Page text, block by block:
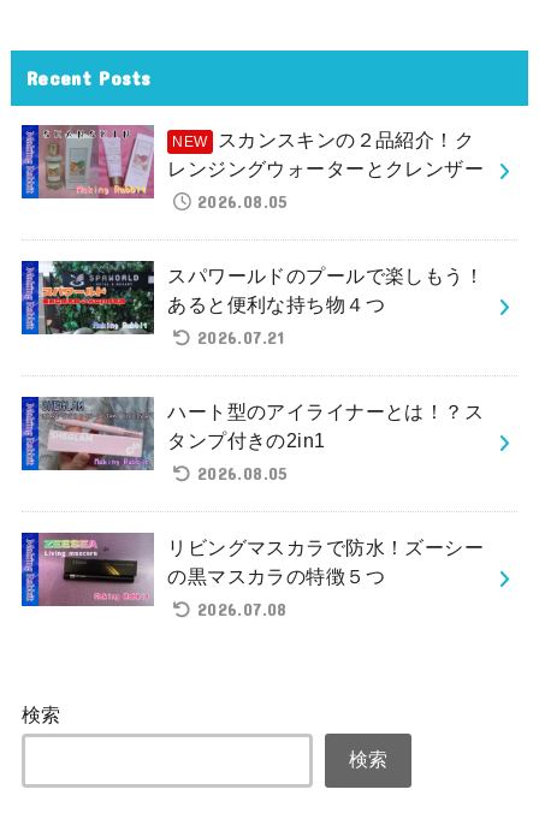
Recent Posts
スカンスキンの２品紹介！ク
レンジングウォーターとクレンザー
2026.08.05
スパワールドのプールで楽しもう！
あると便利な持ち物４つ
2026.07.21
ハート型のアイライナーとは！？ス
タンプ付きの2in1
2026.08.05
リビングマスカラで防水！ズーシー
の黒マスカラの特徴５つ
2026.07.08
検索
検索